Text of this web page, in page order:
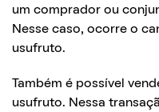
um comprador ou
Nesse caso, ocorre o
usufruto.
Também é possível
usufruto. Nessa